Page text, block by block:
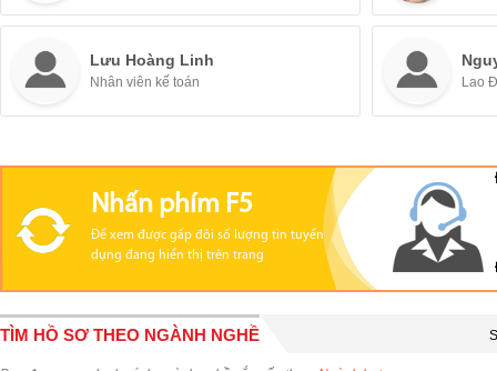
Lưu Hoàng Linh
Nhân viên kế toán Lao
Nhấn phím F5
Để xem được gấp đôi số lượng tin tuyển
dụng đang hiển thị trên trang
TÌM HỒ SƠ THEO NGÀNH NGHỀ